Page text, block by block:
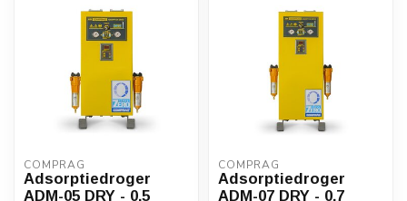
COMPRAG
Adsorptiedroger
ADM-05 DRY - 0,5
COMPRAG
Adsorptiedroger
ADM-07 DRY - 0,7